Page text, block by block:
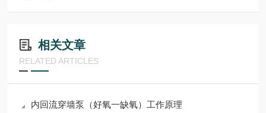
相关文章
RELATED ARTICLES
内回流穿墙泵（好氧一缺氧）工作原理